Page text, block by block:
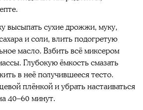
высыпать сухие дрожжи, муку,
и соли, влить подогретую
масло. Взбить всё миксером
Глубокую ёмкость смазать
в неё получившееся тесто.
плёнкой и убрать настаиваться
40–60 минут.